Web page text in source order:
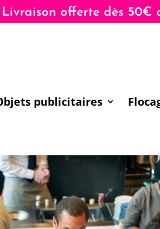
offerte dès 50€ d’achats
publicitaires